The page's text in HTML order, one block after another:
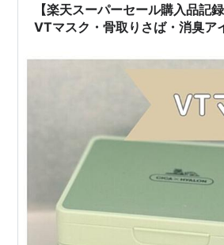
【楽天スーパーセール購入品記
VTマスク・骨取りさば・消臭ア